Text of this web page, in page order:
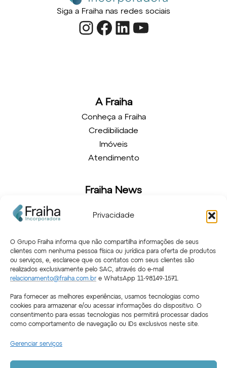
Privacidade
O Grupo Fraiha informa que não compartilha informações de seus
clientes com nenhuma pessoa física ou jurídica para oferta de produtos
ou serviços, e, esclarece que os contatos com seus clientes são
realizados exclusivamente pelo SAC, através do e-mail
relacionamento@fraiha.com.bre WhatsApp 11-98149-1571.
Para fornecer as melhores experiências, usamos tecnologias como
cookies para armazenar e/ou acessar informações do dispositivo. O
consentimento para essas tecnologias nos permitirá processar dados
como comportamento de navegação ou IDs exclusivos neste site.
Gerenciar serviços
Siga a Fraiha nas redes sociais
Instagram Facebook LinkedIn Youtube
A Fraiha
Conheça a Fraiha
Credibilidade
Imóveis
Atendimento
Fraiha News
Arquitetura
Atendimento
Relacionamento
Portal do Cliente
Área do Corretor